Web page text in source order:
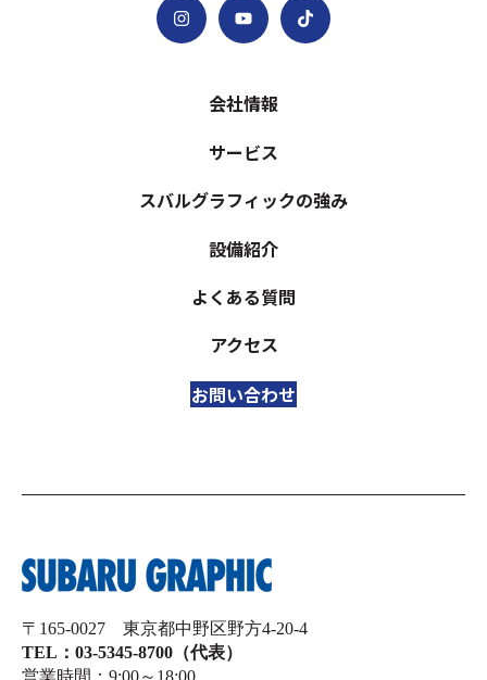
会社情報
サービス
スバルグラフィックの強み
設備紹介
よくある質問
アクセス
お問い合わせ
〒165-0027 東京都中野区野方4-20-4
TEL：03-5345-8700（代表）
営業時間：9:00～18:00